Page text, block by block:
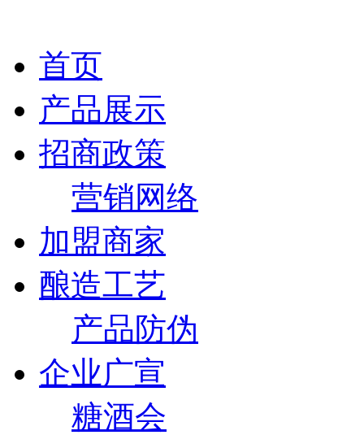
首页
产品展示
招商政策
营销网络
加盟商家
酿造工艺
产品防伪
企业广宣
糖酒会